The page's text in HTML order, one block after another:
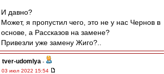
И давно?
Может, я пропустил чего, это не у нас Чернов в
основе, а Рассказов на замене?
Привезли уже замену Жиго?..
tver-udomlya -
03 июл 2022 15:54